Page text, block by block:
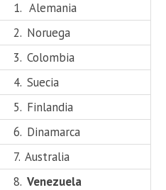
1. Alemania
2. Noruega
3. Colombia
4. Suecia
5. Finlandia
6. Dinamarca
7. Australia
8. Venezuela